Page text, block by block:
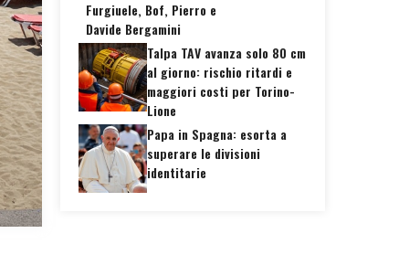
Furgiuele, Bof, Pierro e
Davide Bergamini
Talpa TAV avanza solo 80 cm
al giorno: rischio ritardi e
maggiori costi per Torino-
Lione
Papa in Spagna: esorta a
superare le divisioni
identitarie